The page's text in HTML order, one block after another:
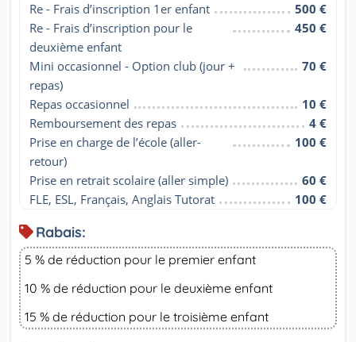
Re - Frais d’inscription 1er enfant
500 €
Re - Frais d’inscription pour le
deuxième enfant
450 €
Mini occasionnel - Option club (jour +
repas)
70 €
Repas occasionnel
10 €
Remboursement des repas
4 €
Prise en charge de l’école (aller-
retour)
100 €
Prise en retrait scolaire (aller simple)
60 €
FLE, ESL, Français, Anglais Tutorat
100 €
Rabais:
5 % de réduction pour le premier enfant
10 % de réduction pour le deuxième enfant
15 % de réduction pour le troisième enfant